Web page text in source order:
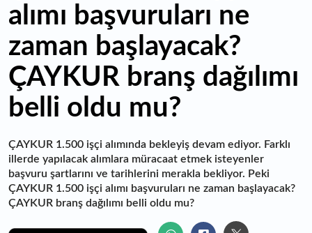
alımı başvuruları ne
zaman başlayacak?
ÇAYKUR branş dağılımı
belli oldu mu?
ÇAYKUR 1.500 işçi alımında bekleyiş devam ediyor. Farklı
illerde yapılacak alımlara müracaat etmek isteyenler
başvuru şartlarını ve tarihlerini merakla bekliyor. Peki
ÇAYKUR 1.500 işçi alımı başvuruları ne zaman başlayacak?
ÇAYKUR branş dağılımı belli oldu mu?